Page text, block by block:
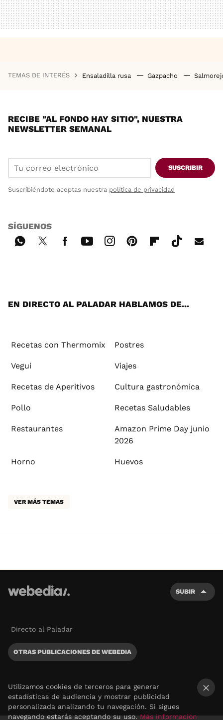
TEMAS DE INTERÉS Ensaladilla rusa Gazpacho
RECIBE "AL FONDO HAY SITIO", NUESTRA
NEWSLETTER SEMANAL
SUSCRIBIR
Suscribiéndote aceptas nuestra política de privacidad
SÍGUENOS
EN DIRECTO AL PALADAR HABLAMOS DE...
Recetas con Thermomix Postres
Vegui Viajes
Recetas de Aperitivos Cultura gastronómica
Pollo Recetas Saludables
Restaurantes
Amazon Prime Day junio
2026
Horno Huevos
VER MÁS TEMAS
SUBIR
Directo al Paladar
OTRAS PUBLICACIONES DE WEBEDIA
Utilizamos cookies de terceros para generar
estadísticas de audiencia y mostrar publicidad
personalizada analizando tu navegación. Si sigues
navegando estarás aceptando su uso.Más información